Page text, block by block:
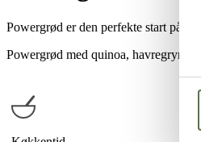
Powergrød er den perfekte start på
Powergrød med quinoa, havregryn